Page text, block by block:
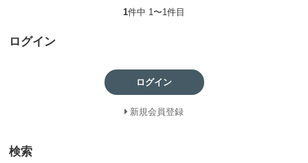
1件中 1〜1件目
ログイン
ログイン
新規会員登録
検索